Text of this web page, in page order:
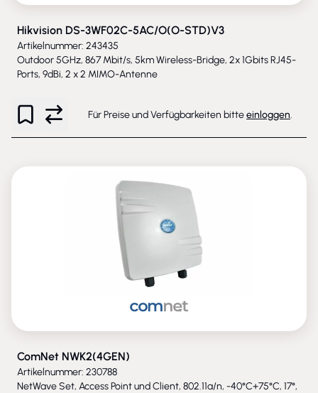
Hikvision DS-3WF02C-5AC/O(O-STD)V3
Artikelnummer: 243435
Outdoor 5GHz, 867 Mbit/s, 5km Wireless-Bridge, 2x 1Gbits RJ45-
Ports, 9dBi, 2 x 2 MIMO-Antenne
Für Preise und Verfügbarkeiten bitteeinloggen.
ComNet NWK2(4GEN)
Artikelnummer: 230788
NetWave Set, Access Point und Client, 802.11a/n, -40°C+75°C, 17°,